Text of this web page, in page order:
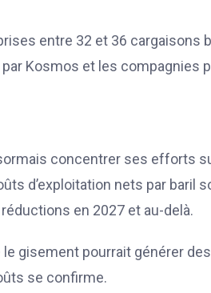
entre 32 et 36 cargaisons
Kosmos et les compagnies
concentrer ses efforts
d’exploitation nets par baril
en 2027 et au-delà.
gisement pourrait générer
se confirme.